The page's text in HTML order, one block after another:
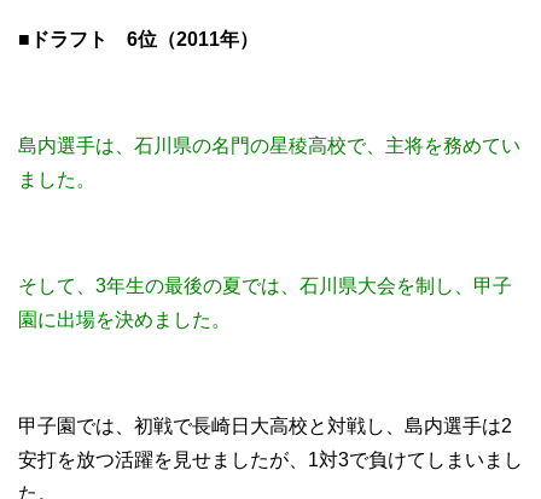
■ドラフト 6位（2011年）
島内選手は、石川県の名門の星稜高校で、主将を務めてい
ました。
そして、3年生の最後の夏では、石川県大会を制し、甲子
園に出場を決めました。
甲子園では、初戦で長崎日大高校と対戦し、島内選手は2
安打を放つ活躍を見せましたが、1対3で負けてしまいまし
た。